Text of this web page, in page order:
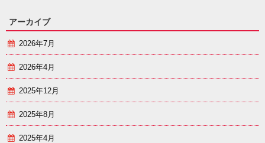
アーカイブ
2026年7月
2026年4月
2025年12月
2025年8月
2025年4月